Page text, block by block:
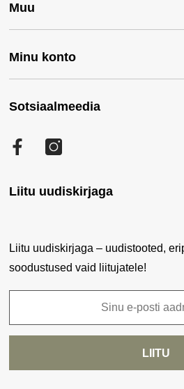
Meist
Kontakt
Pandapesa Mustika Keskus
Ostujuhend
Privaatsuspoliitika
Muu
Kaubamärgid
Soodustooted
Uued tooted
Sisukaart
Minu konto
Minu konto
Tellitud tooted
Soovikorv
Sotsiaalmeedia
Facebook
Liitu uudiskirjaga
Liitu uudiskirjaga – uudistooted,
soodustused vaid liitujatele!
LIITU